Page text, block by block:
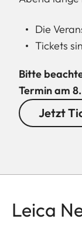
Die
Tickets
Bitte
Termin am
Jetzt
Leica